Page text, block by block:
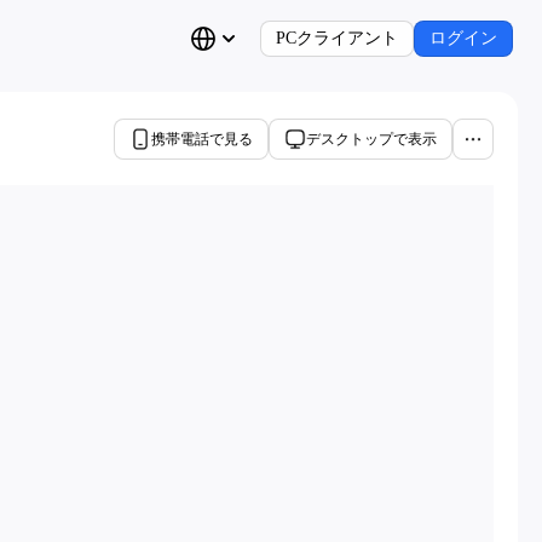
PCクライアント ログイン
携帯電話で見る デスクトップで表示